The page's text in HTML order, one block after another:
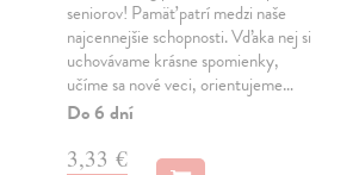
seniorov! Pamäť patrí medzi naše
najcennejšie schopnosti. Vďaka nej si
uchovávame krásne spomienky,
učíme sa nové veci, orientujeme…
Do 6 dní
3,33 €